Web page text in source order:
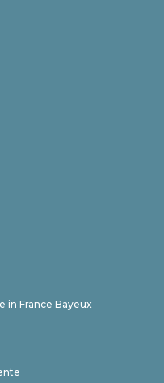
in France Bayeux